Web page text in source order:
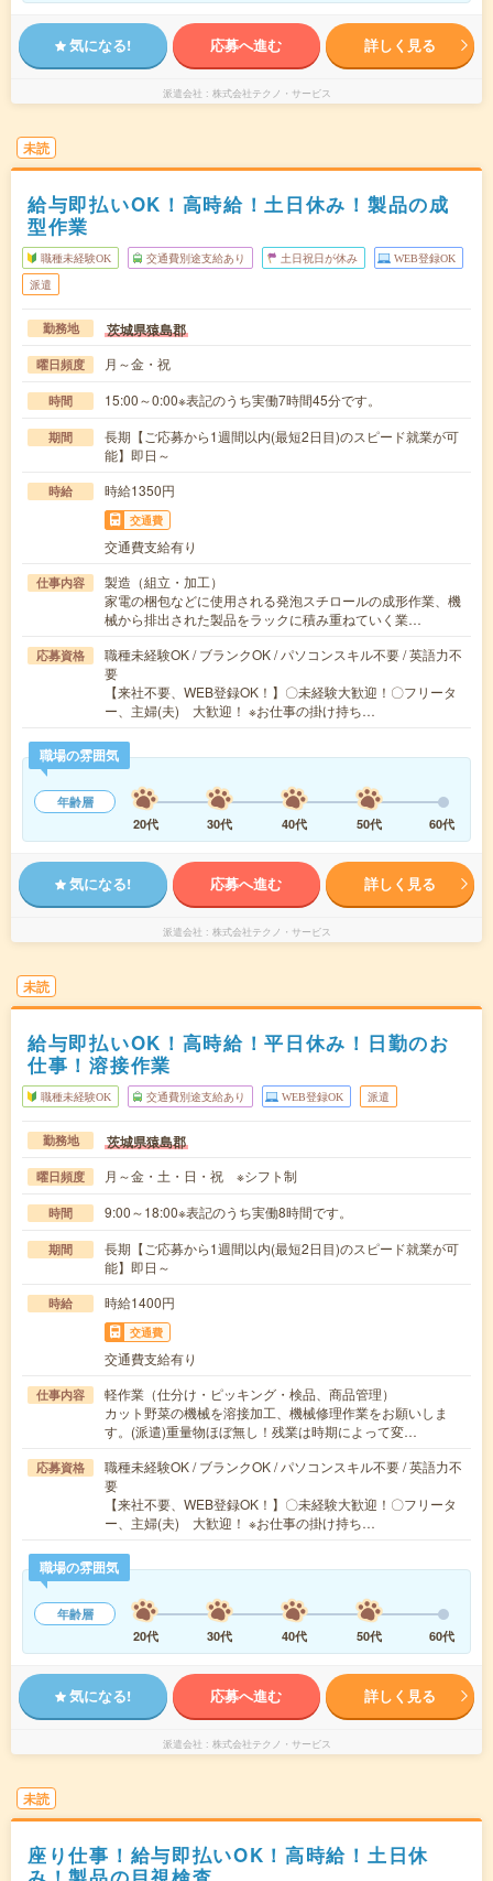
気になる! 応募へ進む 詳しく見る
派遣会社 株式会社テクノ・サービス
未読
給与即払いOK！高時給！土日休み！製品の成
型作業
職種未経験OK 交通費別途支給あり 土日祝日が休み WEB登録OK
派遣
勤務地 茨城県猿島郡
曜日頻度 月～金・祝
時間 15:00～0:00※表記のうち実働7時間45分です。
期間
長期【ご応募から1週間以内(最短2日目)のスピード就業が可
能】即日～
時給 時給1350円
交通費
交通費支給有り
仕事内容
製造（組立・加工）
家電の梱包などに使用される発泡スチロールの成形作業、機
械から排出された製品をラックに積み重ねていく業…
応募資格
職種未経験OK / ブランクOK / パソコンスキル不要 / 英語力不
要
【来社不要、WEB登録OK！】〇未経験大歓迎！〇フリータ
ー、主婦(夫) 大歓迎！ ※お仕事の掛け持ち…
職場の雰囲気
年齢層
20代
30代 40代 50代 60代
気になる! 応募へ進む 詳しく見る
派遣会社 株式会社テクノ・サービス
未読
給与即払いOK！高時給！平日休み！日勤のお
仕事！溶接作業
職種未経験OK 交通費別途支給あり WEB登録OK 派遣
勤務地 茨城県猿島郡
曜日頻度 月～金・土・日・祝 ※シフト制
時間 9:00～18:00※表記のうち実働8時間です。
期間
長期【ご応募から1週間以内(最短2日目)のスピード就業が可
能】即日～
時給 時給1400円
交通費
交通費支給有り
仕事内容
軽作業（仕分け・ピッキング・検品、商品管理）
カット野菜の機械を溶接加工、機械修理作業をお願いしま
す。(派遣)重量物ほぼ無し！残業は時期によって変…
応募資格
職種未経験OK / ブランクOK / パソコンスキル不要 / 英語力不
要
【来社不要、WEB登録OK！】〇未経験大歓迎！〇フリータ
ー、主婦(夫) 大歓迎！ ※お仕事の掛け持ち…
職場の雰囲気
年齢層
20代
30代 40代 50代 60代
気になる! 応募へ進む 詳しく見る
派遣会社 株式会社テクノ・サービス
未読
座り仕事！給与即払いOK！高時給！土日休